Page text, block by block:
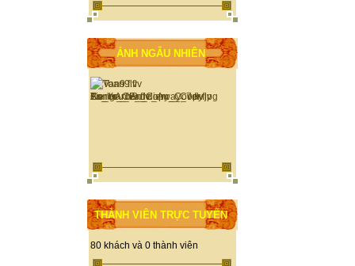
ẢNH NGẪU NHIÊN
THÀNH VIÊN TRỰC TUYẾN
80 khách và 0 thành viên